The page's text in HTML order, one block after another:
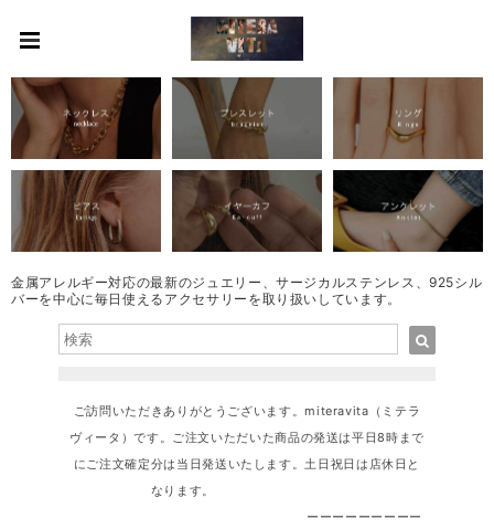
金属アレルギー対応の最新のジュエリー、サージカルステンレス、925シル
バーを中心に毎日使えるアクセサリーを取り扱いしています。
ご訪問いただきありがとうございます。miteravita（ミテラ
ヴィータ）です。ご注文いただいた商品の発送は平日8時まで
にご注文確定分は当日発送いたします。土日祝日は店休日と
なります。
ーーーーーーーーー